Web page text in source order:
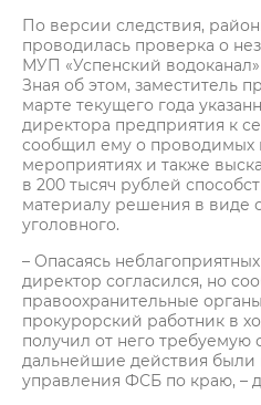
По версии следствия,
проводилась проверка о
МУП «Успенский
Зная об этом, заместитель
марте текущего года
директора предприятия к
сообщил ему о проводимых
мероприятиях и также
в 200 тысяч рублей
материалу решения в виде
уголовного.
– Опасаясь
директор согласился, но
правоохранительные
прокурорский работник в
получил от него требуемую
дальнейшие действия были
управления ФСБ по краю, –